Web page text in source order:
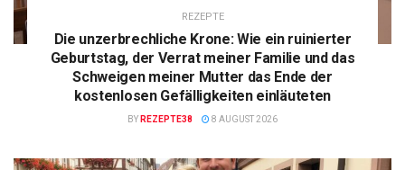
REZEPTE
Die unzerbrechliche Krone: Wie ein ruinierter
Geburtstag, der Verrat meiner Familie und das
Schweigen meiner Mutter das Ende der
kostenlosen Gefälligkeiten einläuteten
BY REZEPTE38 8 AUGUST 2026